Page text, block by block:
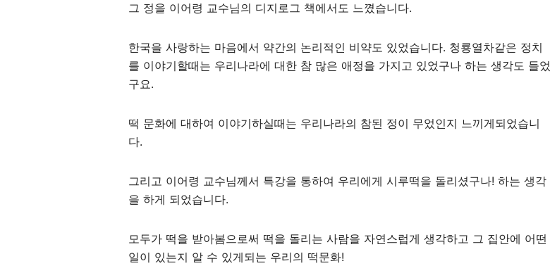
그 정을 이어령 교수님의 디지로그 책에서도 느꼈습니다.
한국을 사랑하는 마음에서 약간의 논리적인 비약도 있었습니다. 청룡열차같은 정치
를 이야기할때는 우리나라에 대한 참 많은 애정을 가지고 있었구나 하는 생각도 들었
구요.
떡 문화에 대하여 이야기하실때는 우리나라의 참된 정이 무었인지 느끼게되었습니
다.
그리고 이어령 교수님께서 특강을 통하여 우리에게 시루떡을 돌리셨구나! 하는 생각
을 하게 되었습니다.
모두가 떡을 받아봄으로써 떡을 돌리는 사람을 자연스럽게 생각하고 그 집안에 어떤
일이 있는지 알 수 있게되는 우리의 떡문화!